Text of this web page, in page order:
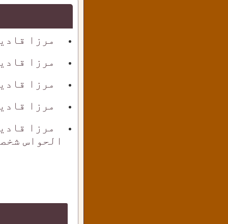
مرزا
مرزا
مرزا
مرزا
مرزا
الحواس